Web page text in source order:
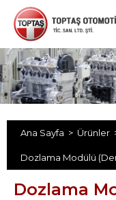
Ana Sayfa > Ürünler
Dozlama Modülü
Dozlama